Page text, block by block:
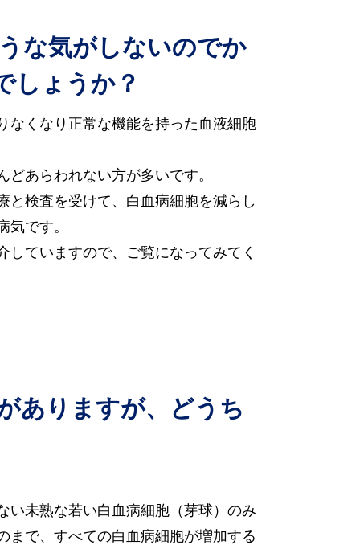
な気がしないのでか
しょうか？
なくなり正常な機能を持った血液細胞
あらわれない方が多いです。
検査を受けて、白血病細胞を減らし
です。
ていますので、ご覧になってみてく
ありますが、どうち
い未熟な若い白血病細胞（芽球）のみ
まで、すべての白血病細胞が増加する